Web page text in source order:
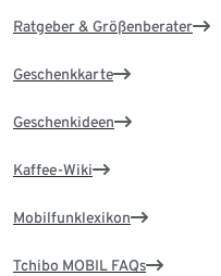
Ratgeber & Größenberater
Geschenkkarte
Geschenkideen
Kaffee-Wiki
Mobilfunklexikon
Tchibo MOBIL FAQs